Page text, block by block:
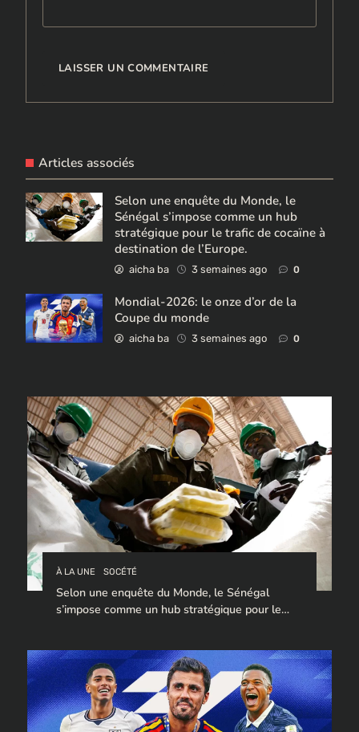
Articles associés
Selon une enquête du Monde, le
Sénégal s’impose comme un hub
stratégique pour le trafic de cocaïne à
destination de l’Europe.
aicha ba 3 semaines ago 0
Mondial-2026: le onze d’or de la
Coupe du monde
aicha ba 3 semaines ago 0
À LA UNE SOCÉTÉ
Selon une enquête du Monde, le Sénégal
s’impose comme un hub stratégique pour le